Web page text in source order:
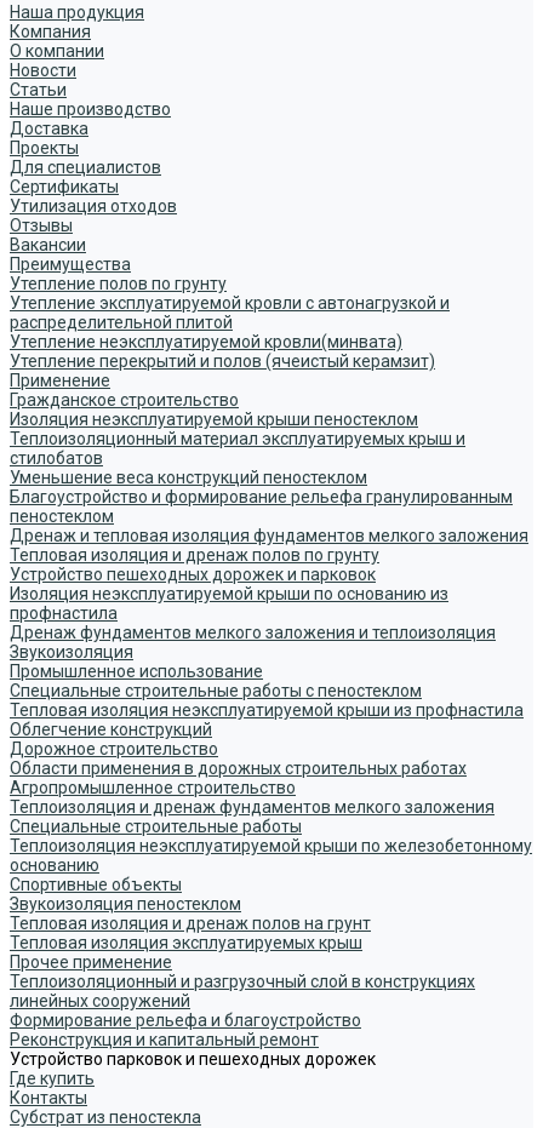
Наша продукция
Компания
О компании
Новости
Статьи
Наше производство
Доставка
Проекты
Для специалистов
Сертификаты
Утилизация отходов
Отзывы
Вакансии
Преимущества
Утепление полов по грунту
Утепление эксплуатируемой кровли с автонагрузкой и
распределительной плитой
Утепление неэксплуатируемой кровли(минвата)
Утепление перекрытий и полов (ячеистый керамзит)
Применение
Гражданское строительство
Изоляция неэксплуатируемой крыши пеностеклом
Теплоизоляционный материал эксплуатируемых крыш и
стилобатов
Уменьшение веса конструкций пеностеклом
Благоустройство и формирование рельефа гранулированным
пеностеклом
Дренаж и тепловая изоляция фундаментов мелкого заложения
Тепловая изоляция и дренаж полов по грунту
Устройство пешеходных дорожек и парковок
Изоляция неэксплуатируемой крыши по основанию из
профнастила
Дренаж фундаментов мелкого заложения и теплоизоляция
Звукоизоляция
Промышленное использование
Специальные строительные работы с пеностеклом
Тепловая изоляция неэксплуатируемой крыши из профнастила
Облегчение конструкций
Дорожное строительство
Области применения в дорожных строительных работах
Агропромышленное строительство
Теплоизоляция и дренаж фундаментов мелкого заложения
Специальные строительные работы
Теплоизоляция неэксплуатируемой крыши по железобетонному
основанию
Спортивные объекты
Звукоизоляция пеностеклом
Тепловая изоляция и дренаж полов на грунт
Тепловая изоляция эксплуатируемых крыш
Прочее применение
Теплоизоляционный и разгрузочный слой в конструкциях
линейных сооружений
Формирование рельефа и благоустройство
Реконструкция и капитальный ремонт
Устройство парковок и пешеходных дорожек
Где купить
Контакты
Субстрат из пеностекла